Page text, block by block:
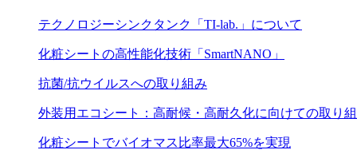
テクノロジーシンクタンク「TI-lab.」について
化粧シートの高性能化技術「SmartNANO」
抗菌/抗ウイルスへの取り組み
外装用エコシート：高耐候・高耐久化に向けての取り
化粧シートでバイオマス比率最大65%を実現